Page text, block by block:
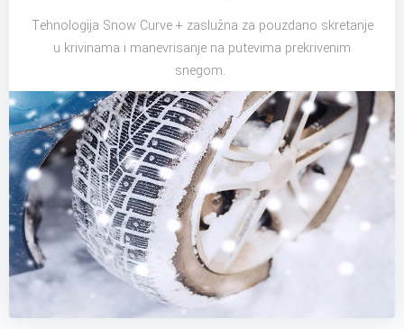
Tehnologija Snow Curve + zaslužna za pouzdano skretanje
u krivinama i manevrisanje na putevima prekrivenim
snegom.